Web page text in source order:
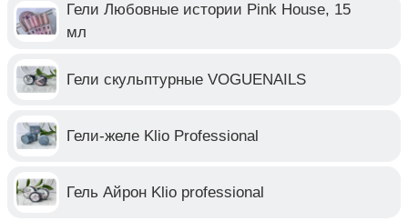
Гели Любовные истории Pink House, 15
мл
Гели скульптурные VOGUENAILS
Гели-желе Klio Professional
Гель Айрон Klio professional